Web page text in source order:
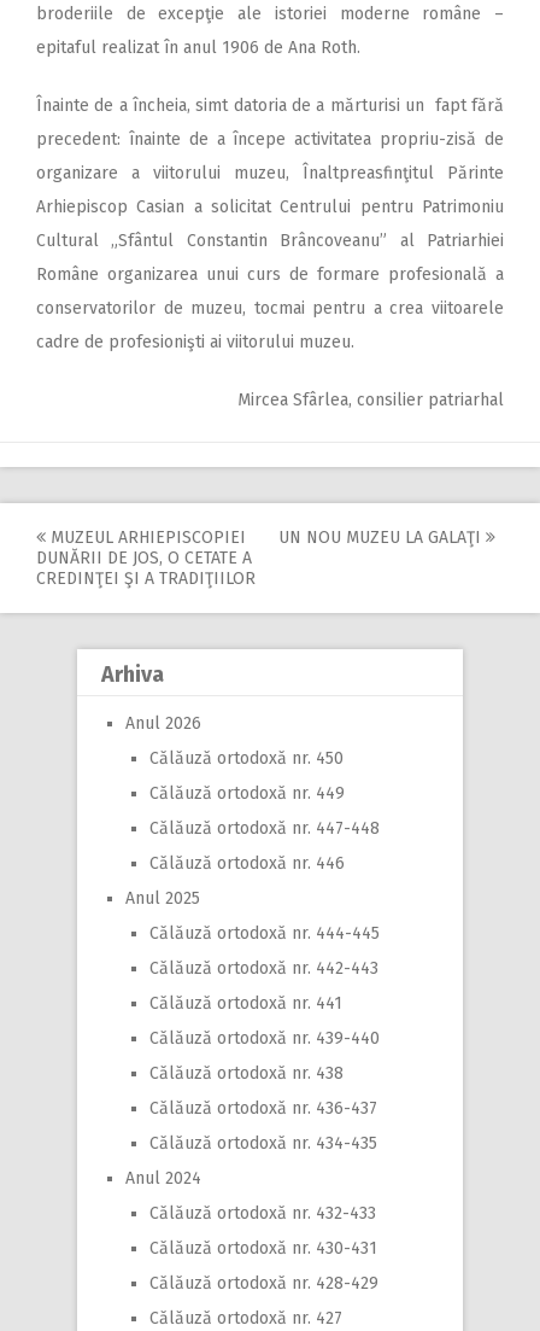
broderiile de excepţie ale istoriei moderne române –
epitaful realizat în anul 1906 de Ana Roth.
Înainte de a încheia, simt datoria de a mărturisi un fapt fără
precedent: înainte de a începe activitatea propriu-zisă de
organizare a viitorului muzeu, Înaltpreasfinţitul Părinte
Arhiepiscop Casian a solicitat Centrului pentru Patrimoniu
Cultural „Sfântul Constantin Brâncoveanu” al Patriarhiei
Române organizarea unui curs de formare profesională a
conservatorilor de muzeu, tocmai pentru a crea viitoarele
cadre de profesionişti ai viitorului muzeu.
Mircea Sfârlea, consilier patriarhal
Post
navigation
MUZEUL ARHIEPISCOPIEI
DUNĂRII DE JOS, O CETATE A
CREDINŢEI ŞI A TRADIŢIILOR
UN NOU MUZEU LA GALAŢI
Arhiva
Anul 2026
Călăuză ortodoxă nr. 450
Călăuză ortodoxă nr. 449
Călăuză ortodoxă nr. 447-448
Călăuză ortodoxă nr. 446
Anul 2025
Călăuză ortodoxă nr. 444-445
Călăuză ortodoxă nr. 442-443
Călăuză ortodoxă nr. 441
Călăuză ortodoxă nr. 439-440
Călăuză ortodoxă nr. 438
Călăuză ortodoxă nr. 436-437
Călăuză ortodoxă nr. 434-435
Anul 2024
Călăuză ortodoxă nr. 432-433
Călăuză ortodoxă nr. 430-431
Călăuză ortodoxă nr. 428-429
Călăuză ortodoxă nr. 427